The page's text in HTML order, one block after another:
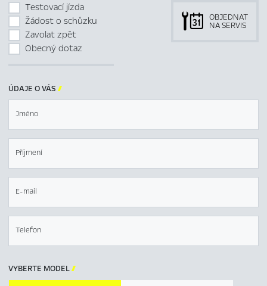
Testovací jízda
Žádost o schůzku
Zavolat zpět
Obecný dotaz
OBJEDNAT
NA SERVIS
ÚDAJE O VÁS 
Jméno
Příjmení
E-mail
Telefon
VYBERTE MODEL